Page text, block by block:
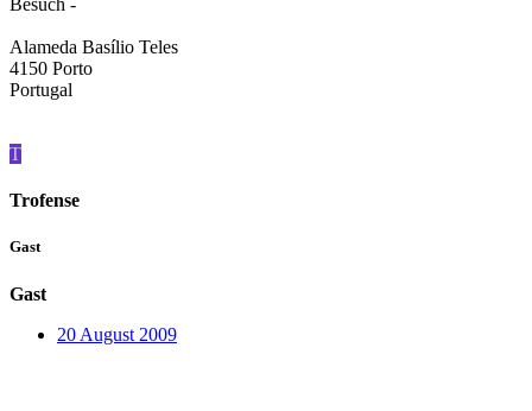
Besuch -
Alameda Basílio Teles
4150 Porto
Portugal
T
Trofense
Gast
Gast
20 August 2009